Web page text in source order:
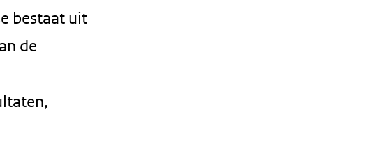
bestaat uit
de